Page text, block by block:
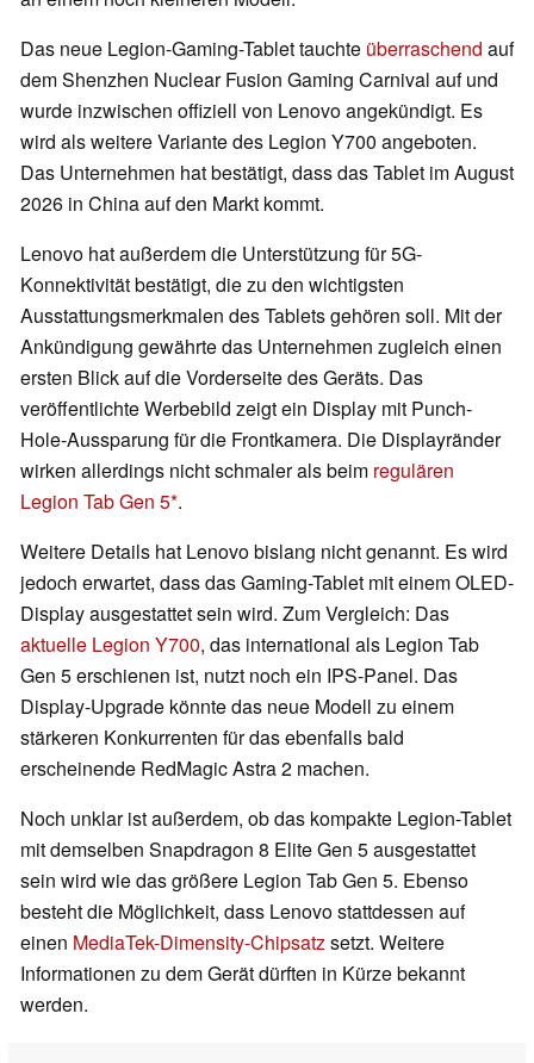
Das neue Legion-Gaming-Tablet tauchte überraschend auf
dem Shenzhen Nuclear Fusion Gaming Carnival auf und
wurde inzwischen offiziell von Lenovo angekündigt. Es
wird als weitere Variante des Legion Y700 angeboten.
Das Unternehmen hat bestätigt, dass das Tablet im August
2026 in China auf den Markt kommt.
Lenovo hat außerdem die Unterstützung für 5G-
Konnektivität bestätigt, die zu den wichtigsten
Ausstattungsmerkmalen des Tablets gehören soll. Mit der
Ankündigung gewährte das Unternehmen zugleich einen
ersten Blick auf die Vorderseite des Geräts. Das
veröffentlichte Werbebild zeigt ein Display mit Punch-
Hole-Aussparung für die Frontkamera. Die Displayränder
wirken allerdings nicht schmaler als beim regulären
Legion Tab Gen 5 .
Weitere Details hat Lenovo bislang nicht genannt. Es wird
jedoch erwartet, dass das Gaming-Tablet mit einem OLED-
Display ausgestattet sein wird. Zum Vergleich: Das
aktuelle Legion Y700, das international als Legion Tab
Gen 5 erschienen ist, nutzt noch ein IPS-Panel. Das
Display-Upgrade könnte das neue Modell zu einem
stärkeren Konkurrenten für das ebenfalls bald
erscheinende RedMagic Astra 2 machen.
Noch unklar ist außerdem, ob das kompakte Legion-Tablet
mit demselben Snapdragon 8 Elite Gen 5 ausgestattet
sein wird wie das größere Legion Tab Gen 5. Ebenso
besteht die Möglichkeit, dass Lenovo stattdessen auf
einen MediaTek-Dimensity-Chipsatzsetzt. Weitere
Informationen zu dem Gerät dürften in Kürze bekannt
werden.